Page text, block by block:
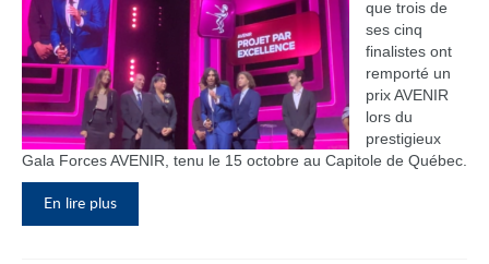
que trois de
ses cinq
finalistes ont
remporté un
prix AVENIR
lors du
prestigieux
Gala Forces AVENIR, tenu le 15 octobre au Capitole de Québec.
En lire plus